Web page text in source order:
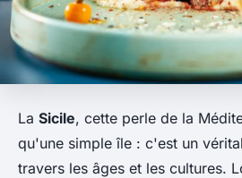
La Sicile, cette perle de la
qu'une simple île : c'est un
travers les âges et les cultures.